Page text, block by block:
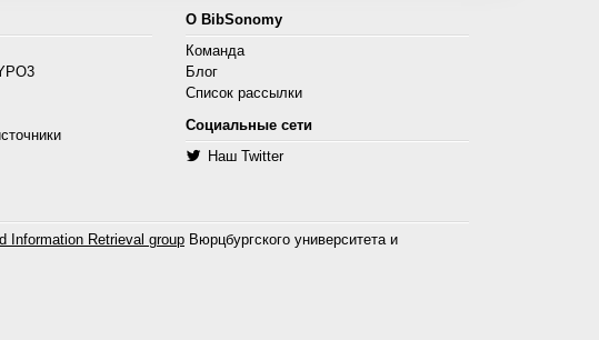
О BibSonomy
Команда
Блог
Список рассылки
Социальные сети
Наш Twitter
Information Retrieval group Вюрцбургского университета и